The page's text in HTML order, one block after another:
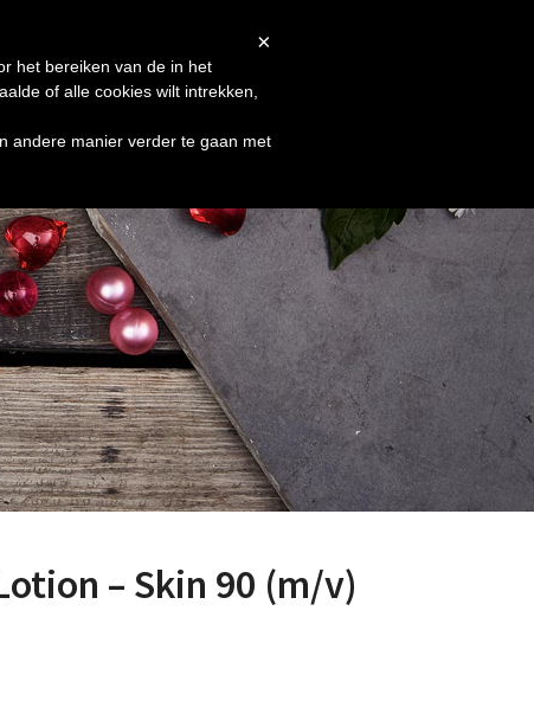
– Skin 90 (m/v)
×
het bereiken van de in het
of alle cookies wilt intrekken,
andere manier verder te gaan met